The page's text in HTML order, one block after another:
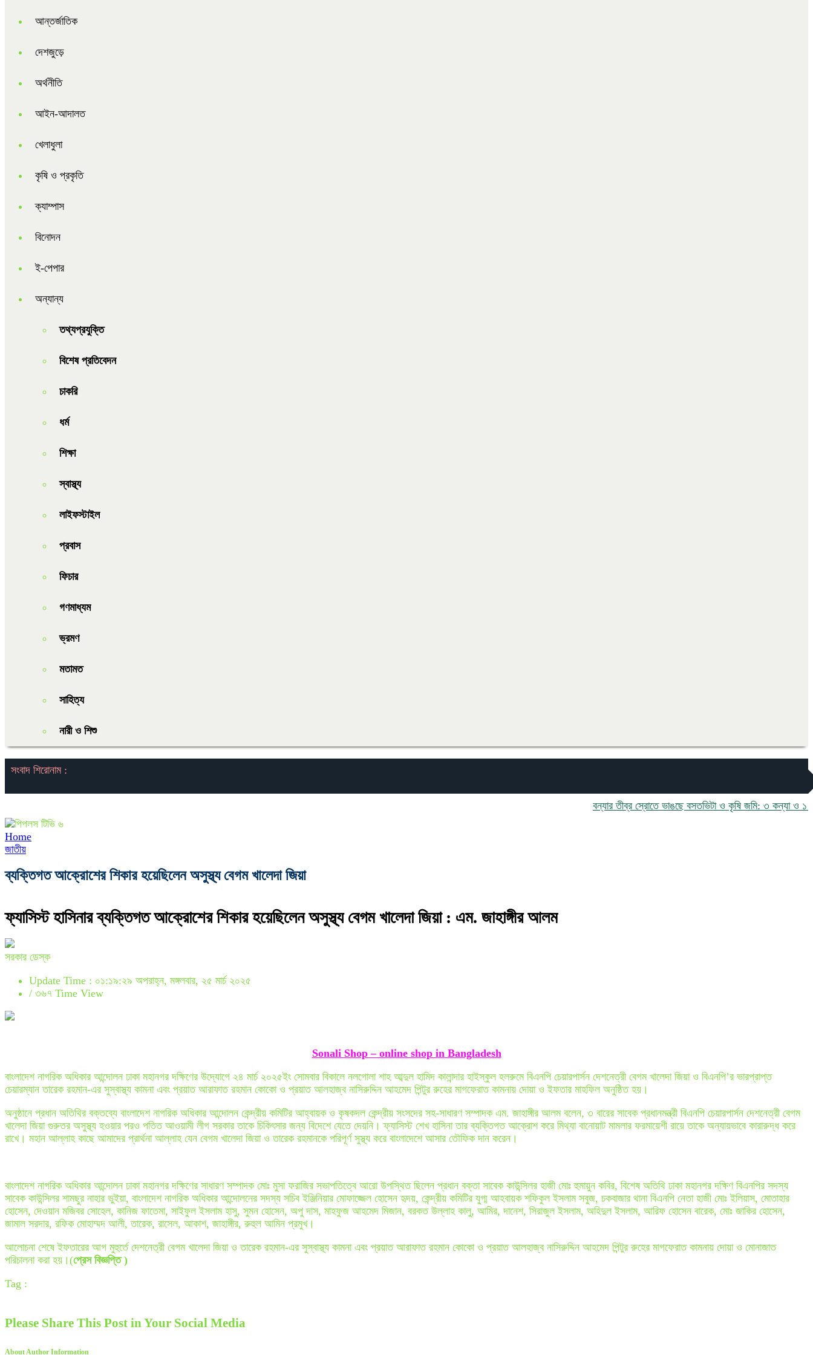
আন্তর্জাতিক
দেশজুড়ে
অর্থনীতি
আইন-আদালত
খেলাধুলা
কৃষি ও প্রকৃতি
ক্যাম্পাস
বিনোদন
ই-পেপার
অন্যান্য
তথ্যপ্রযুক্তি
বিশেষ প্রতিবেদন
চাকরি
ধর্ম
শিক্ষা
স্বাস্থ্য
লাইফস্টাইল
প্রবাস
ফিচার
গণমাধ্যম
ভ্রমণ
মতামত
সাহিত্য
নারী ও শিশু
সংবাদ শিরোনাম :
বন্যার তীব্র স্রোতে ভাঙছে বসতভিটা ও কৃষি জমি: ৩ কন্যা ও ১ পুত্র
Home
জাতীয়
ব্যক্তিগত আক্রোশের শিকার হয়েছিলেন অসুস্থ্য বেগম খালেদা জিয়া
ফ্যাসিস্ট হাসিনার ব্যক্তিগত আক্রোশের শিকার হয়েছিলেন অসুস্থ্য বেগম খালেদা জিয়া : এম. জাহাঙ্গীর আলম
সরকার ডেস্ক
Update Time : ০১:১৯:২৯ অপরাহ্ন, মঙ্গলবার, ২৫ মার্চ ২০২৫
/ ৩৬৭ Time View
Sonali Shop – online shop in Bangladesh
বাংলাদেশ নাগরিক অধিকার আন্দোলন ঢাকা মহানগর দক্ষিণের উদ্যোগে ২৪ মার্চ ২০২৫ইং সোমবার বিকালে নলগোলা শাহ আব্দুল হামিদ কালান্দার হাইস্কুল হলরুমে বিএনপি চেয়ারপার্সন দেশনেত্রী বেগম খালেদা জিয়া ও বিএনপি’র ভারপ্রাপ্ত
চেয়ারম্যান তারেক রহমান-এর সুস্বাস্থ্য কামনা এবং প্রয়াত আরাফাত রহমান কোকো ও প্রয়াত আলহাজ্ব নাসিরুদ্দিন আহমেদ পিন্টুর রুহের মাগফেরাত কামনায় দোয়া ও ইফতার মাহফিল অনুষ্ঠিত হয়।
অনুষ্ঠানে প্রধান অতিথির বক্তব্যে বাংলাদেশ নাগরিক অধিকার আন্দোলন কেন্দ্রীয় কমিটির আহ্বায়ক ও কৃষকদল কেন্দ্রীয় সংসদের সহ-সাধারণ সম্পাদক এম. জাহাঙ্গীর আলম বলেন, ৩ বারের সাবেক প্রধানমন্ত্রী বিএনপি চেয়ারপার্সন দেশনেত্রী বেগম
খালেদা জিয়া গুরুতর অসুস্থ্য হওয়ার পরও পতিত আওয়ামী লীগ সরকার তাকে চিকিৎসার জন্য বিদেশে যেতে দেয়নি। ফ্যাসিস্ট শেখ হাসিনা তার ব্যক্তিগত আক্রোশ করে মিথ্যা বানোয়াট মামলার ফরমায়েশী রায়ে তাকে অন্যায়ভাবে কারারুদ্ধ করে
রাখে। মহান আল্লাহ কাছে আমাদের প্রার্থনা আল্লাহ যেন বেগম খালেদা জিয়া ও তারেক রহমানকে পরিপূর্ণ সুস্থ্য করে বাংলাদেশে আসার তৌফিক দান করেন।
বাংলাদেশ নাগরিক অধিকার আন্দোলন ঢাকা মহানগর দক্ষিণের সাধারণ সম্পাদক মোঃ মুসা ফরাজির সভাপতিত্বে আরো উপস্থিত ছিলেন প্রধান বক্তা সাবেক কাউন্সিলর হাজী মোঃ হুমায়ুন কবির, বিশেষ অতিথি ঢাকা মহানগর দক্ষিণ বিএনপির সদস্য
সাবেক কাউন্সিলর শামছুর নাহার ভুইয়া, বাংলাদেশ নাগরিক অধিকার আন্দোলনের সদস্য সচিব ইঞ্জিনিয়ার মোফাজ্জেল হোসেন হৃদয়, কেন্দ্রীয় কমিটির যুগ্ম আহবায়ক শফিকুল ইসলাম সবুজ, চকবাজার থানা বিএনপি নেতা হাজী মোঃ ইলিয়াস, মোতাহার
হোসেন, দেওয়ান মজিবর সোহেল, কানিজ ফাতেমা, সাইফুল ইসলাম হাসু, সুমন হোসেন, অপু দাস, মাহফুজ আহমেদ মিজান, বরকত উল্লাহ কালু, আমির, দানেশ, সিরাজুল ইসলাম, অহিদুল ইসলাম, আরিফ হোসেন বারেক, মোঃ জাকির হোসেন,
জামাল সরদার, রফিক মোহাম্মদ আলী, তারেক, রাসেল, আকাশ, জাহাঙ্গীর, রুহুল আমিন প্রমুখ।
আলোচনা শেষে ইফতারের আগ মুহুর্তে দেশনেত্রী বেগম খালেদা জিয়া ও তারেক রহমান-এর সুস্বাস্থ্য কামনা এবং প্রয়াত আরাফাত রহমান কোকো ও প্রয়াত আলহাজ্ব নাসিরুদ্দিন আহমেদ পিন্টুর রুহের মাগফেরাত কামনায় দোয়া ও মোনাজাত
পরিচালনা করা হয়।(প্রেস বিজ্ঞপ্তি )
Tag :
Please Share This Post in Your Social Media
About Author Information